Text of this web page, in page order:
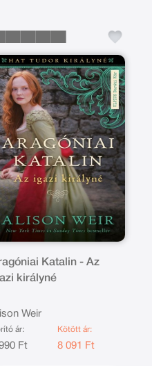
Katalin - Az
királyné
Weir
ár:
Ft
Kötött ár:
8 091 Ft